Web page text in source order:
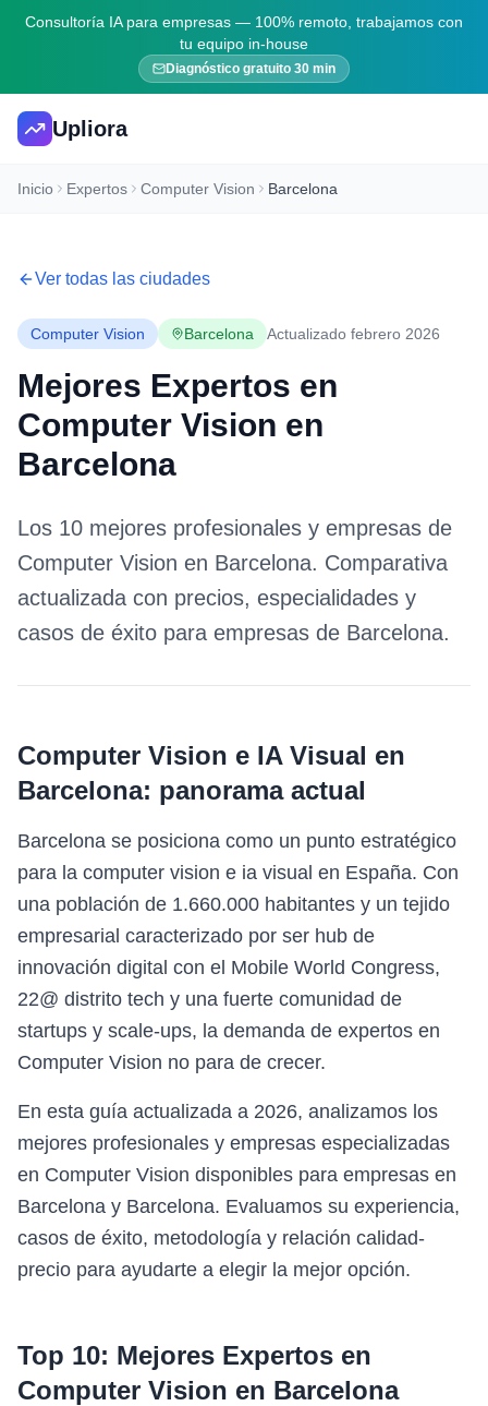
Consultoría IA para empresas — 100% remoto, trabajamos con
tu equipo in-house
Diagnóstico gratuito 30 min
Upliora
Inicio Expertos Computer Vision Barcelona
Ver todas las ciudades
Computer Vision Barcelona Actualizado febrero 2026
Mejores Expertos en
Computer Vision en
Barcelona
Los 10 mejores profesionales y empresas de
Computer Vision en Barcelona. Comparativa
actualizada con precios, especialidades y
casos de éxito para empresas de Barcelona.
Computer Vision e IA Visual en
Barcelona: panorama actual
Barcelona se posiciona como un punto estratégico
para la computer vision e ia visual en España. Con
una población de 1.660.000 habitantes y un tejido
empresarial caracterizado por ser hub de
innovación digital con el Mobile World Congress,
22@ distrito tech y una fuerte comunidad de
startups y scale-ups, la demanda de expertos en
Computer Vision no para de crecer.
En esta guía actualizada a 2026, analizamos los
mejores profesionales y empresas especializadas
en Computer Vision disponibles para empresas en
Barcelona y Barcelona. Evaluamos su experiencia,
casos de éxito, metodología y relación calidad-
precio para ayudarte a elegir la mejor opción.
Top 10: Mejores Expertos en
Computer Vision en Barcelona